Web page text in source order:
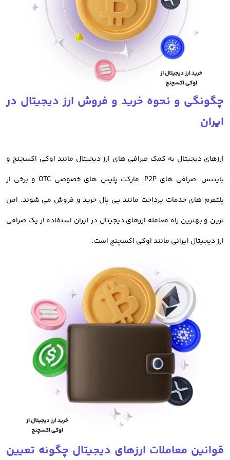
تفاوت صرافی ایرانی و خارجی
صرافی های خارجی ارز دیجیتال مانند بایننس، کوین بیس، بای بیت و سایر
صرافی های خارجی امکانات جالبی دارند اما مهمترین دلیلی که باعث شده
تا صرافی های ایرانی انتخاب هوشمندانه تری برای معامله ارز دیجیتال در
آنها میسر نمیباشد و ریسک مسدود شدن دارایی معامله گران ایرانی
وجود دارد. در این صورت امن ترین روش معامله ارز دیجیتال برای ایرانیان،
استفاده از خدمات صرافی های ایرانی است
خرید ارز دیجیتال
ها به عنوان دارایی غیر فیزیکی برای سرمایه گذاری استفاده میکنند.
در سال های اخیر خرید ارزهای دیجیتال و معامله آنها تبدیل به راهی برای
مقابله با تورم، سرمایه گذاری و کسب سود شده است.
خرید ارز دیجیتال از صرافی های ایرانی بهترین روش سرمایه گذاری در
ارزهای دیجیتال و معامله رمز ارز است. صرافی های ارز دیجیتال خارجی
مانند بایننس، کوکوین، کوینکس و بای بیت نیز برای معامله و خرید
فروش ارز دیجیتال مورد استفاده قرار میگیرند.
که البته باید توجه داشت با توجه به تحریم ها و دسترسی های محدود
چگونگی و نحوه خرید و فروش ارز دیجیتال در
ایران
ارزهای دیجیتال به کمک صرافی های ارز دیجیتال مانند اوکی اکسچنج و
بایننس، صرافی های P2P، مارکت پلیس های خصوصی OTC و برخی از
پلتفرم های خدمات پرداخت مانند پی پال خرید و فروش می شوند. امن
ترین و بهترین راه معامله ارزهای دیجیتال در ایران استفاده از یک صرافی
ارز دیجیتال ایرانی مانند اوکی اکسچنج است.
قوانین معاملات ارزهای دیجیتال چگونه تعیین